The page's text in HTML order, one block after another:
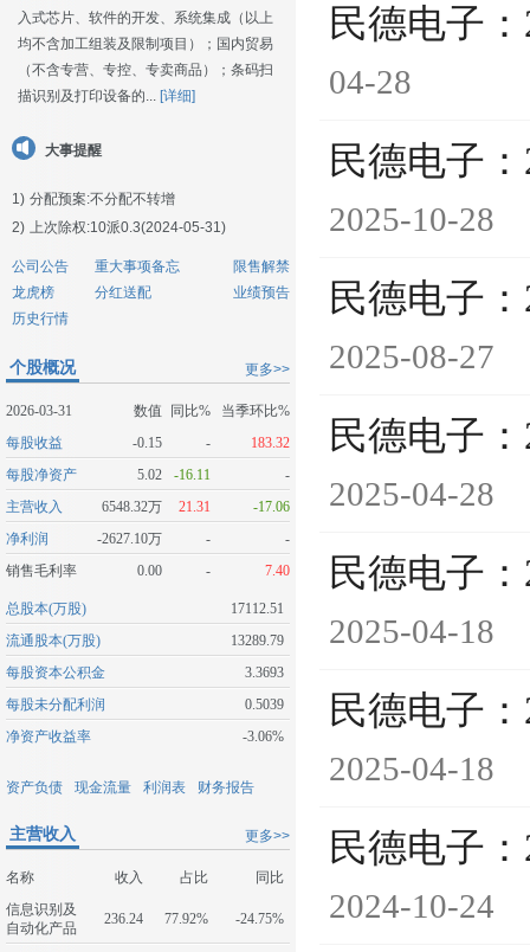
入式芯片、软件的开发、系统集成（以上
均不含加工组装及限制项目）；国内贸易
（不含专营、专控、专卖商品）；条码扫
描识别及打印设备的... [详细]
大事提醒
1) 分配预案:不分配不转增
2) 上次除权:10派0.3(2024-05-31)
公司公告 重大事项备忘
限售解禁
龙虎榜
分红送配
业绩预告
历史行情
更多>>
个股概况
2026-03-31 数值 同比%
当季环比%
每股收益
-0.15 -
183.32
每股净资产
5.02 -16.11
-
主营收入
6548.32万 21.31
-17.06
净利润
-2627.10万 -
-
销售毛利率
0.00 - 7.40
总股本(万股)
17112.51
流通股本(万股)
13289.79
每股资本公积金
3.3693
每股未分配利润
0.5039
净资产收益率
-3.06%
资产负债 现金流量 利润表 财务报告
更多>>
主营收入
名称 收入 占比
同比
信息识别及
自动化产品
236.24 77.92% -24.75%
民德电子
04-28
民德电子
2025-10-28
民德电子
2025-08-27
民德电子
2025-04-28
民德电子
2025-04-18
民德电子
2025-04-18
民德电子
2024-10-24